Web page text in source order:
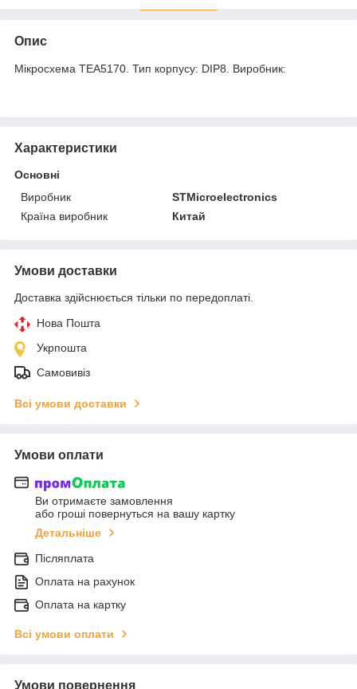
Опис
Мікросхема TEA5170. Тип корпусу: DIP8. Виробник:
Характеристики
Основні
Виробник
STMicroelectronics
Країна виробник
Китай
Умови доставки
Доставка здійснюється тільки по передоплаті.
Нова Пошта
Укрпошта
Самовивіз
Всі умови доставки
Умови оплати
Ви отримаєте замовлення
або гроші повернуться на вашу картку
Детальніше
Післяплата
Оплата на рахунок
Оплата на картку
Всі умови оплати
Умови повернення